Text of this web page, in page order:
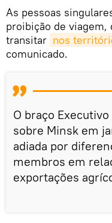
As pessoas
proibição de viagem,
transitar nos
comunicado.
O braço
sobre Minsk em
adiada por
membros em
exportações